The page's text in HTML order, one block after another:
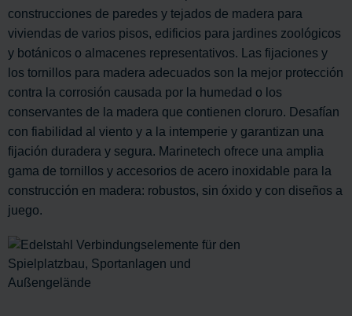
construcciones de paredes y tejados de madera para
viviendas de varios pisos, edificios para jardines zoológicos
y botánicos o almacenes representativos. Las fijaciones y
los tornillos para madera adecuados son la mejor protección
contra la corrosión causada por la humedad o los
conservantes de la madera que contienen cloruro. Desafían
con fiabilidad al viento y a la intemperie y garantizan una
fijación duradera y segura. Marinetech ofrece una amplia
gama de tornillos y accesorios de acero inoxidable para la
construcción en madera: robustos, sin óxido y con diseños a
juego.